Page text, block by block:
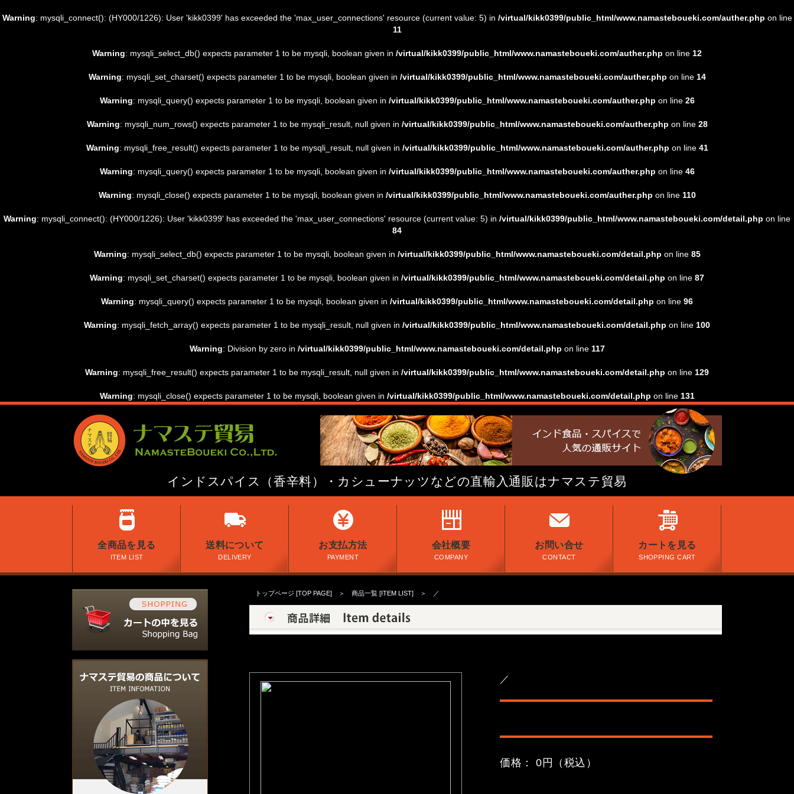
Warning: mysqli_connect(): (HY000/1226): User 'kikk0399' has exceeded the 'max_user_connections' resource (current value: 5) in /virtual/kikk0399/public_html/www.namasteboueki.com/auther.php on line
11
Warning: mysqli_select_db() expects parameter 1 to be mysqli, boolean given in /virtual/kikk0399/public_html/www.namasteboueki.com/auther.php on line 12
Warning: mysqli_set_charset() expects parameter 1 to be mysqli, boolean given in /virtual/kikk0399/public_html/www.namasteboueki.com/auther.php on line 14
Warning: mysqli_query() expects parameter 1 to be mysqli, boolean given in /virtual/kikk0399/public_html/www.namasteboueki.com/auther.php on line 26
Warning: mysqli_num_rows() expects parameter 1 to be mysqli_result, null given in /virtual/kikk0399/public_html/www.namasteboueki.com/auther.php on line 28
Warning: mysqli_free_result() expects parameter 1 to be mysqli_result, null given in /virtual/kikk0399/public_html/www.namasteboueki.com/auther.php on line 41
Warning: mysqli_query() expects parameter 1 to be mysqli, boolean given in /virtual/kikk0399/public_html/www.namasteboueki.com/auther.php on line 46
Warning: mysqli_close() expects parameter 1 to be mysqli, boolean given in /virtual/kikk0399/public_html/www.namasteboueki.com/auther.php on line 110
Warning: mysqli_connect(): (HY000/1226): User 'kikk0399' has exceeded the 'max_user_connections' resource (current value: 5) in /virtual/kikk0399/public_html/www.namasteboueki.com/detail.php on line
84
Warning: mysqli_select_db() expects parameter 1 to be mysqli, boolean given in /virtual/kikk0399/public_html/www.namasteboueki.com/detail.php on line 85
Warning: mysqli_set_charset() expects parameter 1 to be mysqli, boolean given in /virtual/kikk0399/public_html/www.namasteboueki.com/detail.php on line 87
Warning: mysqli_query() expects parameter 1 to be mysqli, boolean given in /virtual/kikk0399/public_html/www.namasteboueki.com/detail.php on line 96
Warning: mysqli_fetch_array() expects parameter 1 to be mysqli_result, null given in /virtual/kikk0399/public_html/www.namasteboueki.com/detail.php on line 100
Warning: Division by zero in /virtual/kikk0399/public_html/www.namasteboueki.com/detail.php on line 117
Warning: mysqli_free_result() expects parameter 1 to be mysqli_result, null given in /virtual/kikk0399/public_html/www.namasteboueki.com/detail.php on line 129
Warning: mysqli_close() expects parameter 1 to be mysqli, boolean given in /virtual/kikk0399/public_html/www.namasteboueki.com/detail.php on line 131
インドスパイス（香辛料）・カシューナッツなどの直輸入通販はナマステ貿易
全商品を見る
ITEM LIST
送料について
DELIVERY
お支払方法
PAYMENT
会社概要
COMPANY
お問い合せ
CONTACT
カートを見る
SHOPPING CART
トップページ [TOP PAGE] ＞ 商品一覧 [ITEM LIST] ＞ ／
／
価格： 0円（税込）